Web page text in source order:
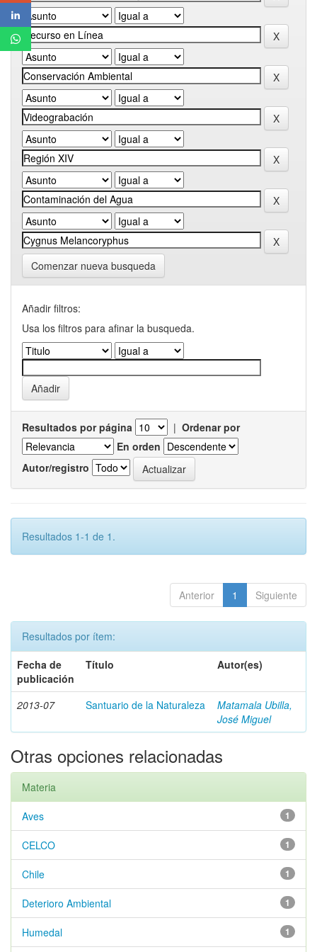
Comenzar nueva busqueda
Añadir filtros:
Usa los filtros para afinar la busqueda.
Resultados por página | Ordenar por
En orden
Autor/registro
Resultados 1-1 de 1.
Anterior 1 Siguiente
Resultados por ítem:
Fecha de
publicación
Título Autor(es)
2013-07 Santuario de la Naturaleza
Matamala Ubilla,
José Miguel
Otras opciones relacionadas
Materia
1
Aves
1
CELCO
1
Chile
1
Deterioro Ambiental
1
Humedal